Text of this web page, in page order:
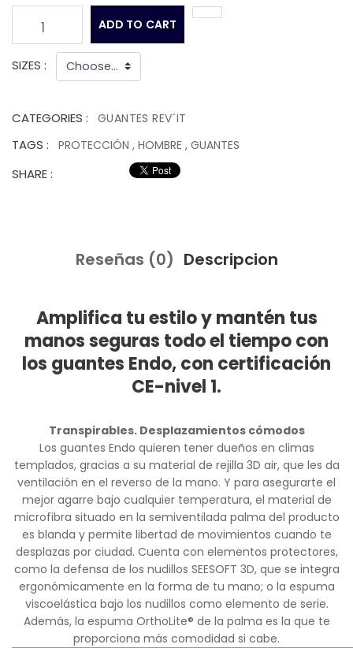
1 ADD TO CART
SIZES :
CATEGORIES : GUANTES REV´IT
TAGS : PROTECCIÓN , HOMBRE , GUANTES
SHARE :
Reseñas (0) Descripcion
Amplifica tu estilo y mantén tus
manos seguras todo el tiempo con
los guantes Endo, con certificación
CE-nivel 1.
Transpirables. Desplazamientos cómodos
Los guantes Endo quieren tener dueños en climas
templados, gracias a su material de rejilla 3D air, que les da
ventilación en el reverso de la mano. Y para asegurarte el
mejor agarre bajo cualquier temperatura, el material de
microfibra situado en la semiventilada palma del producto
es blanda y permite libertad de movimientos cuando te
desplazas por ciudad. Cuenta con elementos protectores,
como la defensa de los nudillos SEESOFT 3D, que se integra
ergonómicamente en la forma de tu mano; o la espuma
viscoelástica bajo los nudillos como elemento de serie.
Además, la espuma OrthoLite® de la palma es la que te
proporciona más comodidad si cabe.